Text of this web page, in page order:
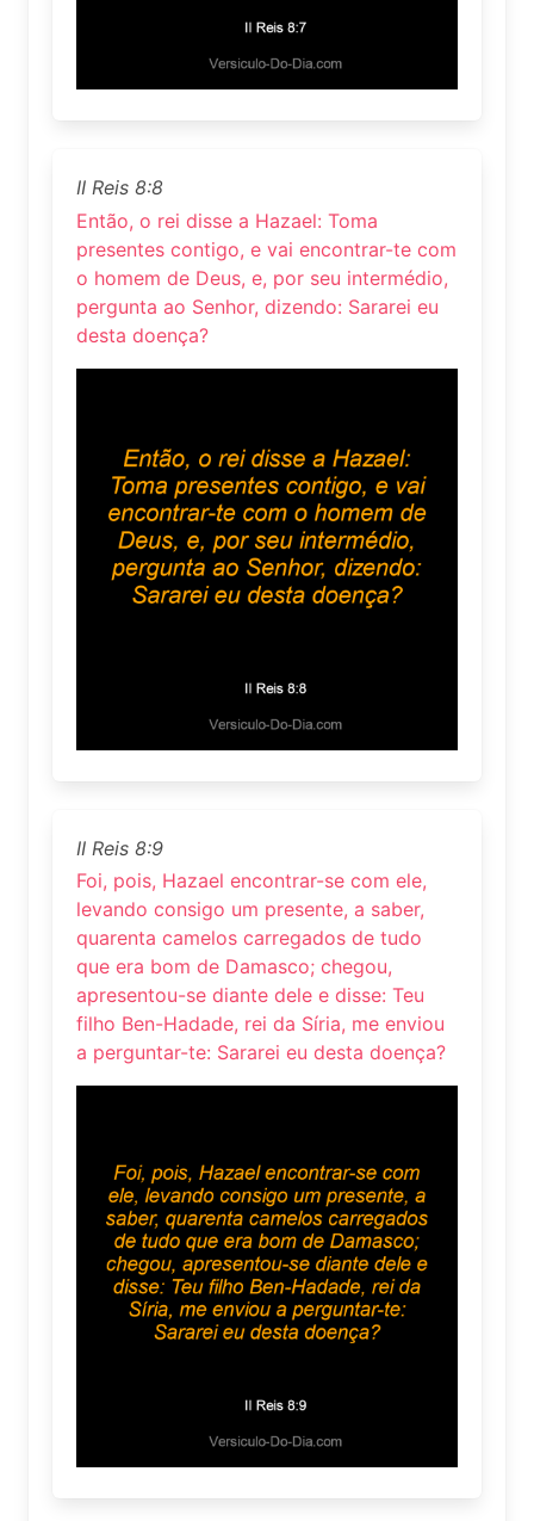
II Reis 8:8
Então, o rei disse a Hazael: Toma
presentes contigo, e vai encontrar-te com
o homem de Deus, e, por seu intermédio,
pergunta ao Senhor, dizendo: Sararei eu
desta doença?
II Reis 8:9
Foi, pois, Hazael encontrar-se com ele,
levando consigo um presente, a saber,
quarenta camelos carregados de tudo
que era bom de Damasco; chegou,
apresentou-se diante dele e disse: Teu
filho Ben-Hadade, rei da Síria, me enviou
a perguntar-te: Sararei eu desta doença?